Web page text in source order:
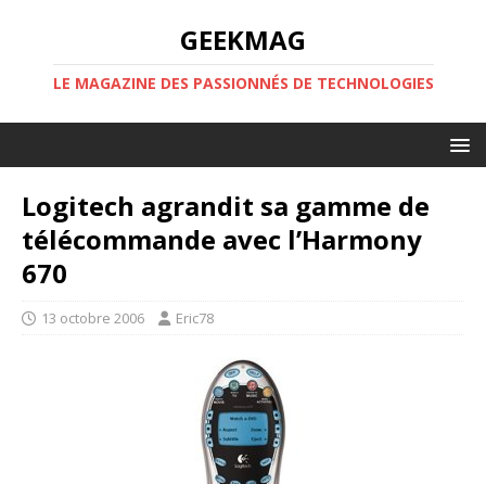
GEEKMAG
LE MAGAZINE DES PASSIONNÉS DE TECHNOLOGIES
Logitech agrandit sa gamme de
télécommande avec l’Harmony
670
13 octobre 2006 Eric78